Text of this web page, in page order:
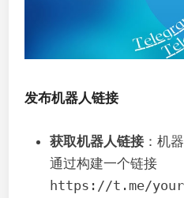
发布机器人链接
获取机器人链接 ：机
通过构建一个链接
https://t.me/